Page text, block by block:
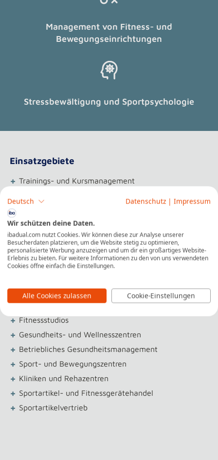
Management von Fitness- und
Bewegungseinrichtungen
Stressbewältigung und Sportpsychologie
Einsatzgebiete
+ Trainings- und Kursmanagement
+
+
+ Sport- und Bewegungstherapie
+ Vertrieb und Marketing
+ Sport- und Eventmanagement
+ Leitung von Wellness- und Gesundheitskursen
Unternehmen
+ Fitnessstudios
+ Gesundheits- und Wellnesszentren
+ Betriebliches Gesundheitsmanagement
+ Sport- und Bewegungszentren
+ Kliniken und Rehazentren
+ Sportartikel- und Fitnessgerätehandel
+ Sportartikelvertrieb
Deutsch Datenschutz | Impressum
Wir schützen deine Daten.
ibadual.com nutzt Cookies. Wir können diese zur Analyse unserer
Besucherdaten platzieren, um die Website stetig zu optimieren,
personalisierte Werbung anzuzeigen und um dir ein großartiges Website-
Erlebnis zu bieten. Für weitere Informationen zu den von uns verwendeten
Cookies öffne einfach die Einstellungen.
Alle Cookies zulassen Cookie-Einstellungen